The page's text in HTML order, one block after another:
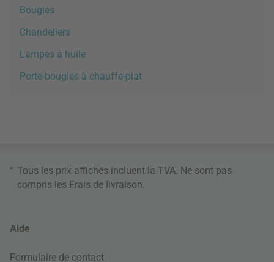
Bougies
Chandeliers
Lampes à huile
Porte-bougies à chauffe-plat
* Tous les prix affichés incluent la TVA. Ne sont pas
compris les Frais de livraison.
Aide
Formulaire de contact